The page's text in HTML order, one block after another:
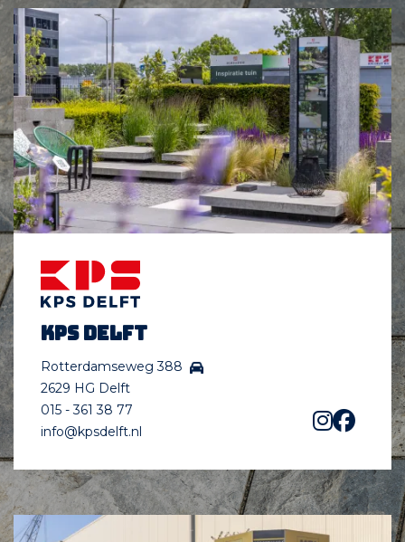
KPS Delft
Rotterdamseweg 388
2629 HG Delft
015 - 361 38 77
info@kpsdelft.nl